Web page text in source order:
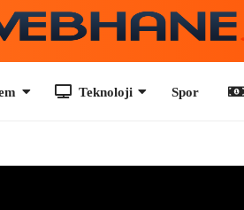
Teknoloji